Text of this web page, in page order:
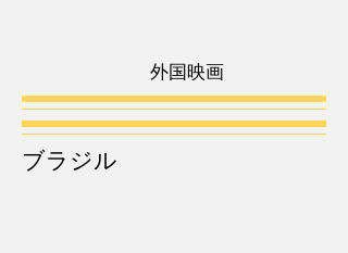
外国映画
ブラジル